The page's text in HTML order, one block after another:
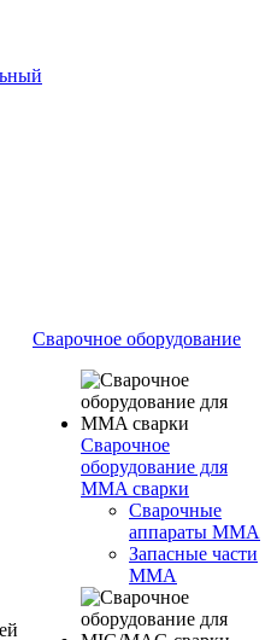
Сварочное оборудование
Сварочное
оборудование для
MMA сварки
Сварочные
аппараты MMA
Запасные части
MMA